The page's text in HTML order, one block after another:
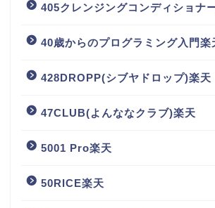
405クレンジングコンディショナ
40歳からのプログラミング入門楽
428DROPP(シブヤドロップ)楽天
47CLUB(よんななクラブ)楽天
5001 Pro楽天
50RICE楽天